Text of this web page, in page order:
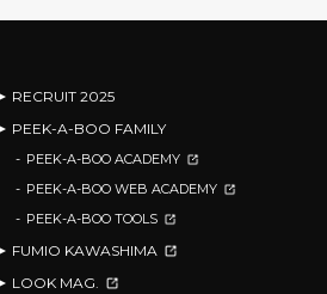
RECRUIT 2025
PEEK-A-BOO FAMILY
PEEK-A-BOO ACADEMY
PEEK-A-BOO WEB ACADEMY
PEEK-A-BOO TOOLS
FUMIO KAWASHIMA
LOOK MAG.